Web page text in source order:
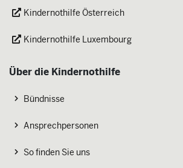
Kindernothilfe Österreich
Kindernothilfe Luxembourg
Über die Kindernothilfe
Bündnisse
Ansprechpersonen
So finden Sie uns